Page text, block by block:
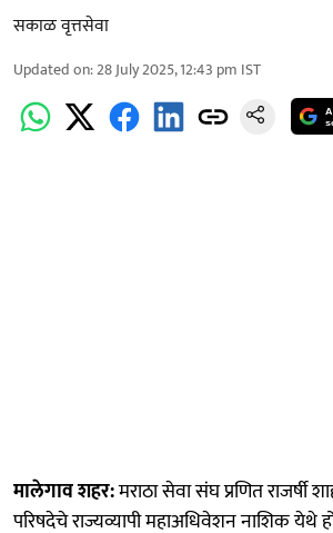
सकाळ वृत्तसेवा
Updated on:28 July 2025, 12:43 pm IST
मालेगाव शहर:मराठा सेवा संघ प्रणित राजर्षी
परिषदेचे राज्यव्यापी महाअधिवेशन नाशिक येथे